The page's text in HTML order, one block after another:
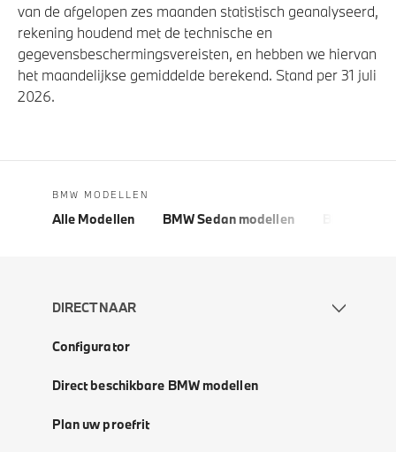
van de afgelopen zes maanden statistisch geanalyseerd,
rekening houdend met de technische en
gegevensbeschermingsvereisten, en hebben we hiervan
het maandelijkse gemiddelde berekend. Stand per 31 juli
2026.
BMW MODELLEN
Alle Modellen BMW Sedan modellen
DIRECT NAAR
Configurator
Direct beschikbare BMW modellen
Plan uw proefrit